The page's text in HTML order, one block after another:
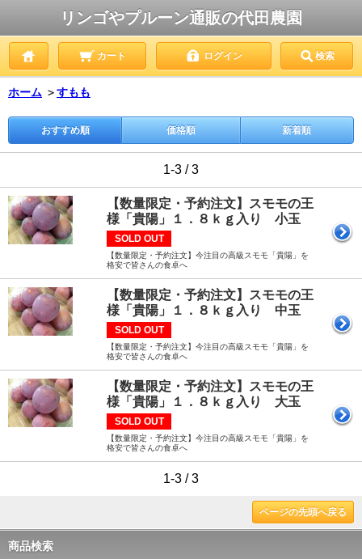
リンゴやプルーン通販の代田農園
カート ログイン 検索
ホーム ＞すもも
おすすめ順 価格順 新着順
1-3 / 3
【数量限定・予約注文】スモモの王
様「貴陽」１．８ｋｇ入り 小玉
SOLD OUT
【数量限定・予約注文】今注目の高級スモモ「貴陽」を
格安で皆さんの食卓へ
【数量限定・予約注文】スモモの王
様「貴陽」１．８ｋｇ入り 中玉
SOLD OUT
【数量限定・予約注文】今注目の高級スモモ「貴陽」を
格安で皆さんの食卓へ
【数量限定・予約注文】スモモの王
様「貴陽」１．８ｋｇ入り 大玉
SOLD OUT
【数量限定・予約注文】今注目の高級スモモ「貴陽」を
格安で皆さんの食卓へ
1-3 / 3
ページの先頭へ戻る
商品検索